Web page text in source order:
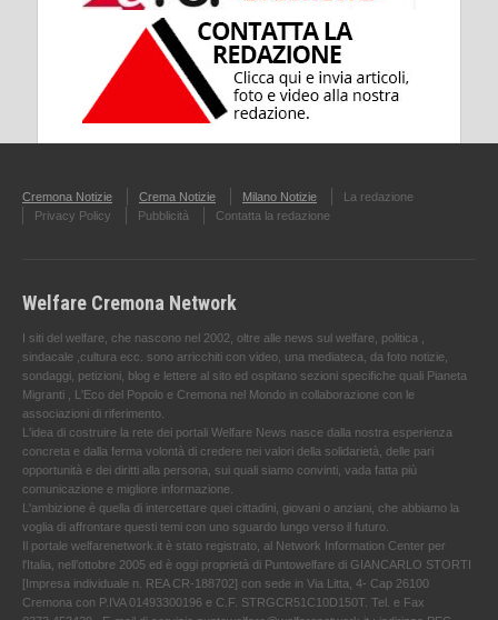
Cremona Notizie Crema Notizie Milano Notizie
La redazione
Privacy Policy
Pubblicità Contatta la redazione
Welfare Cremona Network
I siti del welfare, che nascono nel 2002, oltre alle news sul welfare, politica ,
sindacale ,cultura ecc. sono arricchiti con video, una mediateca, da foto notizie,
sondaggi, petizioni, blog e lettere al sito ed ospitano sezioni specifiche quali Pianeta
Migranti , L'Eco del Popolo e Cremona nel Mondo in collaborazione con le
associazioni di riferimento.
L'idea di costruire la rete dei portali Welfare News nasce dalla nostra esperienza
concreta e dalla ferma volontà di credere nei valori della solidarietà, delle pari
opportunità e dei diritti alla persona, sui quali siamo convinti, vada fatta più
comunicazione e migliore informazione.
L'ambizione è quella di intercettare quei cittadini, giovani o anziani, che abbiamo la
voglia di affrontare questi temi con uno sguardo lungo verso il futuro.
Il portale welfarenetwork.it è stato registrato, al Network Information Center per
l'Italia, nell’ottobre 2005 ed è oggi proprietà di Puntowelfare di GIANCARLO STORTI
[Impresa individuale n. REA CR-188702] con sede in Via Litta, 4- Cap 26100
Cremona con P.IVA 01493300196 e C.F. STRGCR51C10D150T. Tel. e Fax